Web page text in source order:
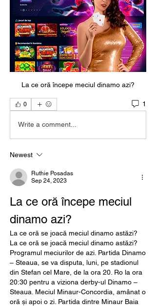
La ce oră începe meciul dinamo azi?
0 1
Write a comment...
Newest
Ruthie Posadas
Sep 24, 2023
La ce oră începe meciul
dinamo azi?
La ce oră se joacă meciul dinamo astăzi?
La ce oră se joacă meciul dinamo astăzi?
Programul meciurilor de azi. Partida Dinamo
– Steaua, se va disputa, luni, pe stadionul
din Stefan cel Mare, de la ora 20. Ro la ora
20:30 pentru a viziona derby-ul Dinamo –
Steaua. Meciul Minaur-Concordia, amânat o
oră și apoi o zi. Partida dintre Minaur Baia